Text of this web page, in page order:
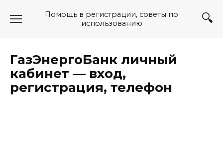
Помощь в регистрации, советы по
использованию
ГазЭнергоБанк личный
кабинет — вход,
регистрация, телефон